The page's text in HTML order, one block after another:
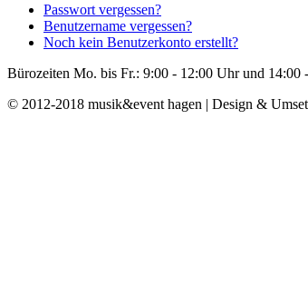
Passwort vergessen?
Benutzername vergessen?
Noch kein Benutzerkonto erstellt?
Bürozeiten Mo. bis Fr.: 9:00 - 12:00 Uhr und 14:00
© 2012-2018 musik&event hagen | Design &